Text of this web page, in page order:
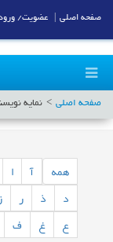
صفحه اصلی نمایه
همه
د
ذ ر ز
ع
غ ف
صفحه اصلی عضویت/ ورود